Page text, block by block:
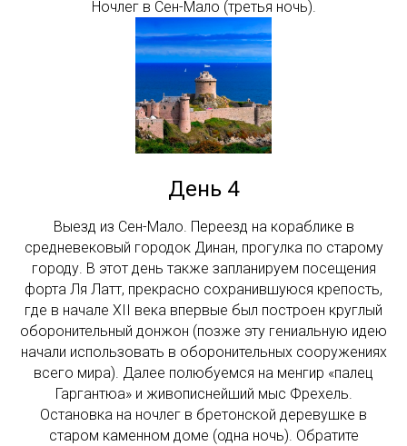
Ночлег в Сен-Мало (третья ночь).
День 4
Выезд из Сен-Мало. Переезд на кораблике в
средневековый городок Динан, прогулка по старому
городу. В этот день также запланируем посещения
форта Ля Латт, прекрасно сохранившуюся крепость,
где в начале XII века впервые был построен круглый
оборонительный донжон (позже эту гениальную идею
начали использовать в оборонительных сооружениях
всего мира). Далее полюбуемся на менгир «палец
Гаргантюа» и живописнейший мыс Фрехель.
Остановка на ночлег в бретонской деревушке в
старом каменном доме (одна ночь). Обратите